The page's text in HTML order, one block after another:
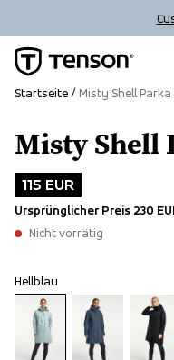
Misty Shell
115 EUR
Ursprünglicher Preis 230
Nicht vorrätig
Hellblau
Startseite Misty Shell Parka
Outlet